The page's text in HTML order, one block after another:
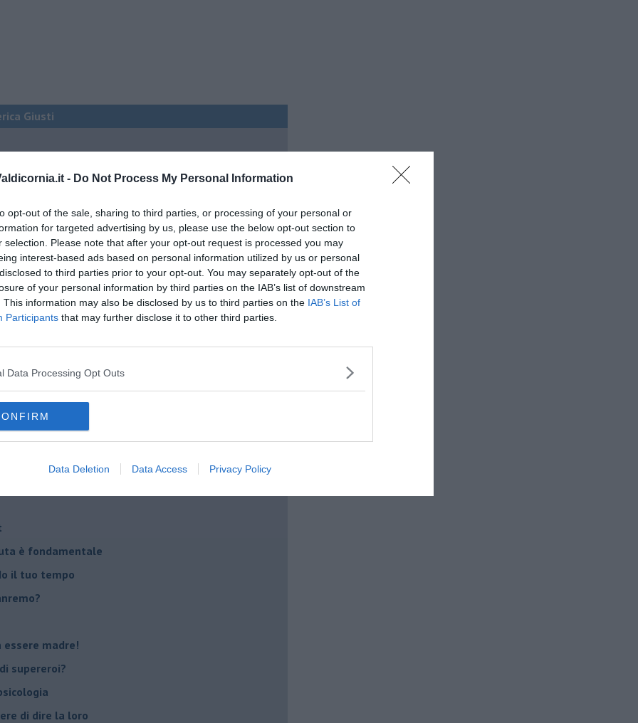
- Do Not Process My Personal Information
opt-out of the sale, sharing to third parties, or processing of your personal or
for targeted advertising by us, please use the below opt-out section to
selection. Please note that after your opt-out request is processed you may
interest-based ads based on personal information utilized by us or personal
to third parties prior to your opt-out. You may separately opt-out of the
of your personal information by third parties on the IAB’s list of downstream
This information may also be disclosed by us to third parties on the IAB’s List of
Participants that may further disclose it to other third parties.
Data Processing Opt Outs
Data Deletion Data Access Privacy Policy
Giusti
(quanto basta)
sull’umore
tempo
è fondamentale
il tuo tempo
essere madre!
supereroi?
di dire la loro